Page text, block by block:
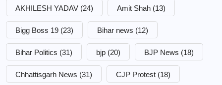
AKHILESH YADAV (24) Amit Shah (13)
Bigg Boss 19 (23) Bihar news (12)
Bihar Politics (31) bjp (20) BJP News (18)
Chhattisgarh News (31) CJP Protest (18)